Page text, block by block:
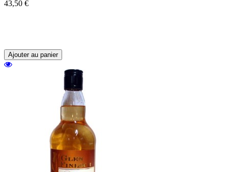
43,50 €
Ajouter au panier